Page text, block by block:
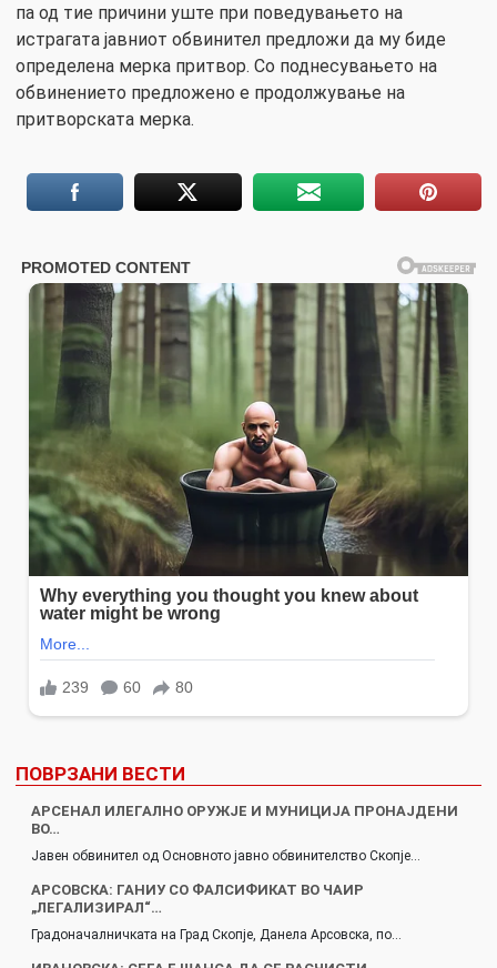
па од тие причини уште при поведувањето на
истрагата јавниот обвинител предложи да му биде
определена мерка притвор. Со поднесувањето на
обвинението предложено е продолжување на
притворската мерка.
ПОВРЗАНИ ВЕСТИ
АРСЕНАЛ ИЛЕГАЛНО ОРУЖЈЕ И МУНИЦИЈА ПРОНАЈДЕНИ
ВО…
Јавен обвинител од Основното јавно обвинителство Скопје…
АРСОВСКА: ГАНИУ СО ФАЛСИФИКАТ ВО ЧАИР
„ЛЕГАЛИЗИРАЛ“…
Градоначалничката на Град Скопје, Данела Арсовска, по…